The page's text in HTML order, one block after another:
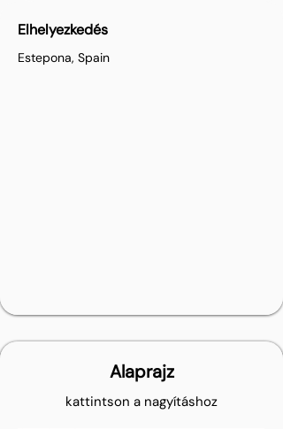
Elhelyezkedés
Estepona, Spain
Alaprajz
kattintson a nagyításhoz